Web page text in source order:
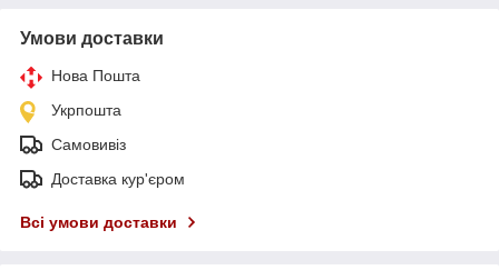
Умови доставки
Нова Пошта
Укрпошта
Самовивіз
Доставка кур'єром
Всі умови доставки